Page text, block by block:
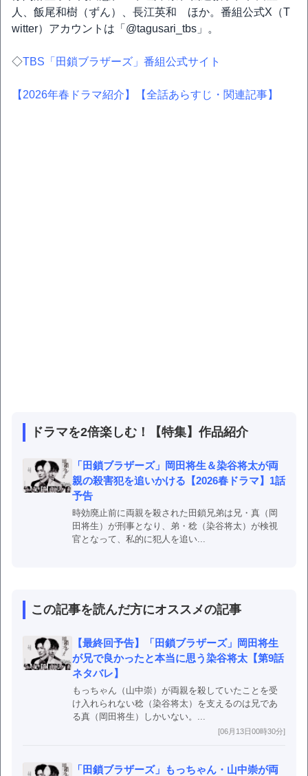
人、飯尾和樹（ずん）、長江英和 ほか。番組公式X（T
witter）アカウントは「@tagusari_tbs」。
◇TBS「田鎖ブラザーズ」番組公式サイト
【2026年春ドラマ紹介】 【全話あらすじ・関連記事】
ドラマを2倍楽しむ！【特集】作品紹介
「田鎖ブラザーズ」岡田将生＆染谷将太が両
親の殺害犯を追いかける【2026春ドラマ】1話
予告
時効廃止前に両親を殺された田鎖兄弟は兄・真（岡
田将生）が刑事となり、弟・稔（染谷将太）が検視
官となって、私的に犯人を追い...
この記事を読んだ方にオススメの記事
【最終回予告】「田鎖ブラザーズ」岡田将生
が兄で良かったと本当に思う染谷将太【第9話
ネタバレ】
もっちゃん（山中崇）が両親を殺していたことを受
け入れられない稔（染谷将太）を支えるのは兄であ
る真（岡田将生）しかいない。...
[06月13日00時30分]
「田鎖ブラザーズ」もっちゃん・山中崇が両